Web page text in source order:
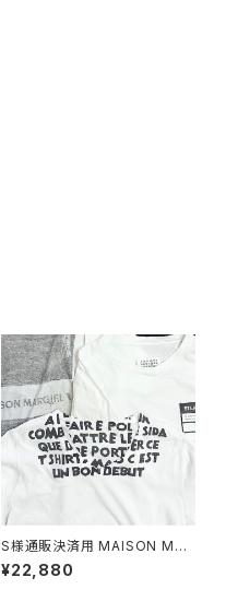
S様通販決済用 MAISON MAR
GIELA AIDStee
¥22,880